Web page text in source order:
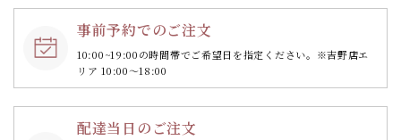
事前予約でのご注文
10:00~19:00の時間帯でご希望日を指定ください。 ※吉野店エ
リア 10:00～18:00
配達当日のご注文